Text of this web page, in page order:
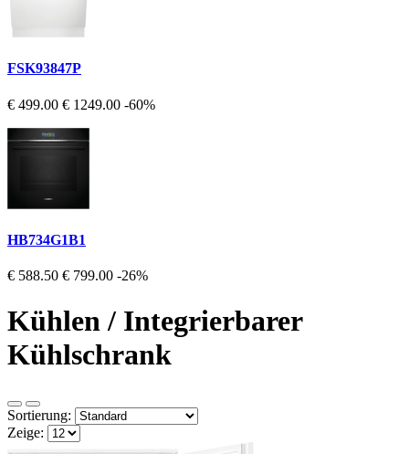
FSK93847P
€ 499.00 € 1249.00 -60%
HB734G1B1
€ 588.50 € 799.00 -26%
Kühlen / Integrierbarer
Kühlschrank
Sortierung:
Zeige: